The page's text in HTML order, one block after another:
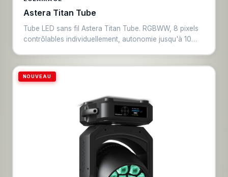
Astera Titan Tube
Tube LED sans fil Astera Titan Tube. RGBWW, 8 pixels
contrôlables individuellement, autonomie jusqu'à 10
éclairage architectural et effets scéniques.
NOUVEAU